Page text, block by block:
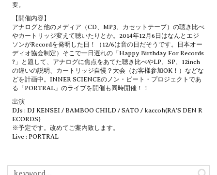
要。
【開催内容】
アナログと他のメディア（CD、MP3、カセットテープ）の聴き比べ
やカートリッジ変えて聴いたりとか。2014年12月6日はなんとエジ
ソンがRecordを発明した日！（12/6は音の日だそうです。日本オー
ディオ協会制定）そこで一日遅れの「Happy Birthday For Records
?」と題して、アナログに焦点をあてた聴き比べやLP、SP、12inch
の違いの説明、カートリッジ自慢？大会（お客様参加OK！）などな
どを計画中。INNER SCIENCEのノン・ビート・プロジェクトであ
る「PORTRAL」のライブを開催も同時開催！！
出演
DJs : DJ KENSEI / BAMBOO CHILD / SATO / kaccoh(RA’S DEN R
ECORDS)
※予定です。改めてご案内致します。
Live : PORTRAL